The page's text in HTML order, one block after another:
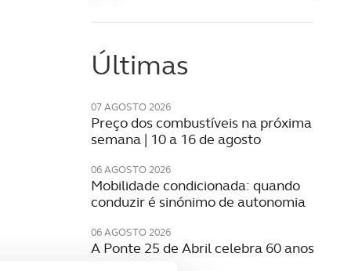
Últimas
07 AGOSTO 2026
Preço dos combustíveis na próxima
semana | 10 a 16 de agosto
06 AGOSTO 2026
Mobilidade condicionada: quando
conduzir é sinónimo de autonomia
06 AGOSTO 2026
A Ponte 25 de Abril celebra 60 anos